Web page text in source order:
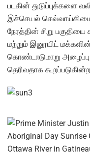
படகின் துடுப்புக்களை
இச்செயல்
நேரத்தின் சிறு
மற்றும் இனூயிட்
கொண்டாடுமாறு
தெரிவதாக